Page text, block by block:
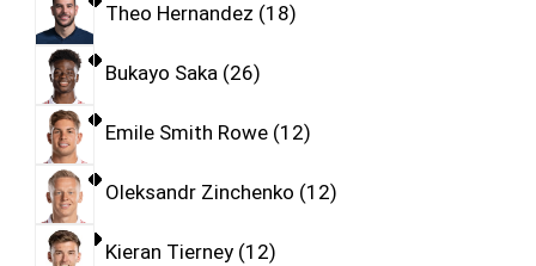
Theo Hernandez 18
Bukayo Saka 26
Emile Smith Rowe 12
Oleksandr Zinchenko 12
Kieran Tierney 12